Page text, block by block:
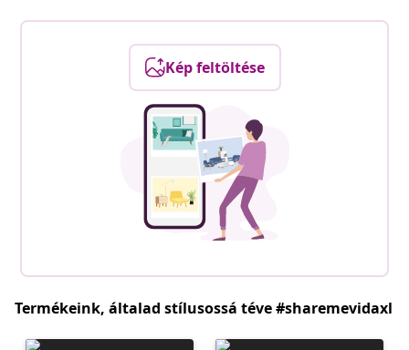
Kép feltöltése
Termékeink, általad stílusossá téve #sharemevidaxl